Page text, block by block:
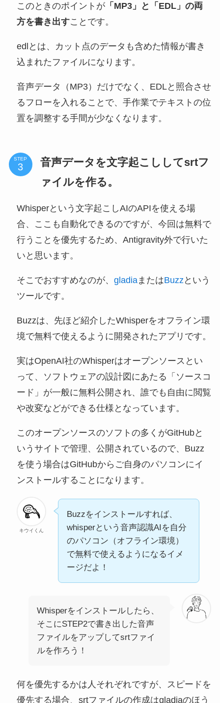
このときのポイントが「MP3」と「EDL」の両
方を書き出すことです。
edlとは、カット点のデータも含めた情報が書き
込まれたファイルになります。
音声データ（MP3）だけでなく、EDLと照合させ
るフローを入れることで、手作業でテキストの位
置を調整する手間が少なくなります。
STEP
音声データを文字起こししてsrtフ
ァイルを作る。
Whisperという文字起こしAIのAPIを使える場
合、ここも自動化できるのですが、今回は無料で
行うことを優先するため、Antigravity外で行いた
いと思います。
そこでおすすめなのが、 gladiaまたはBuzzという
ツールです。
Buzzは、先ほど紹介したWhisperをオフライン環
境で無料で使えるように開発されたアプリです。
実はOpenAI社のWhisperはオープンソースとい
って、ソフトウェアの設計図にあたる「ソースコ
ード」が一般に無料公開され、誰でも自由に閲覧
や改変などができる仕様となっています。
このオープンソースのソフトの多くがGitHubと
いうサイトで管理、公開されているので、Buzz
を使う場合はGitHubからご自身のパソコンにイ
ンストールすることになります。
キウイくん
Buzzをインストールすれば、
whisperという音声認識AIを自分
のパソコン（オフライン環境）
で無料で使えるようになるイメ
ージだよ！
Whisperをインストールしたら、
そこにSTEP2で書き出した音声
ファイルをアップしてsrtファイ
ルを作ろう！
何を優先するかは人それぞれですが、スピードを
優先する場合、srtファイルの作成はgladiaのほう